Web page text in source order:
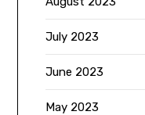
July 2023
June 2023
May 2023